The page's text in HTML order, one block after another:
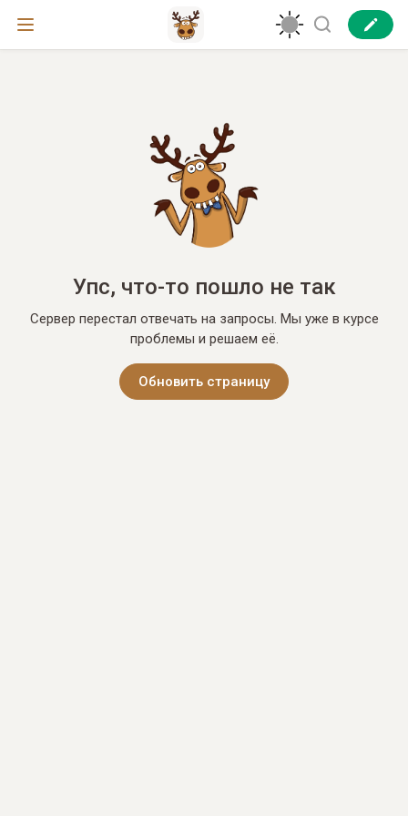
Упс, что-то пошло не так
Сервер перестал отвечать на запросы. Мы уже в курсе
проблемы и решаем её.
Обновить страницу